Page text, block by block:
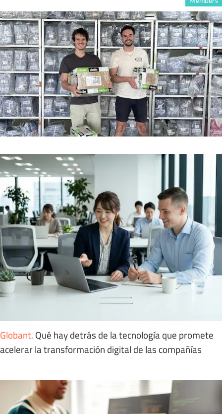
Globant. Qué hay detrás de la tecnología que promete
acelerar la transformación digital de las compañías